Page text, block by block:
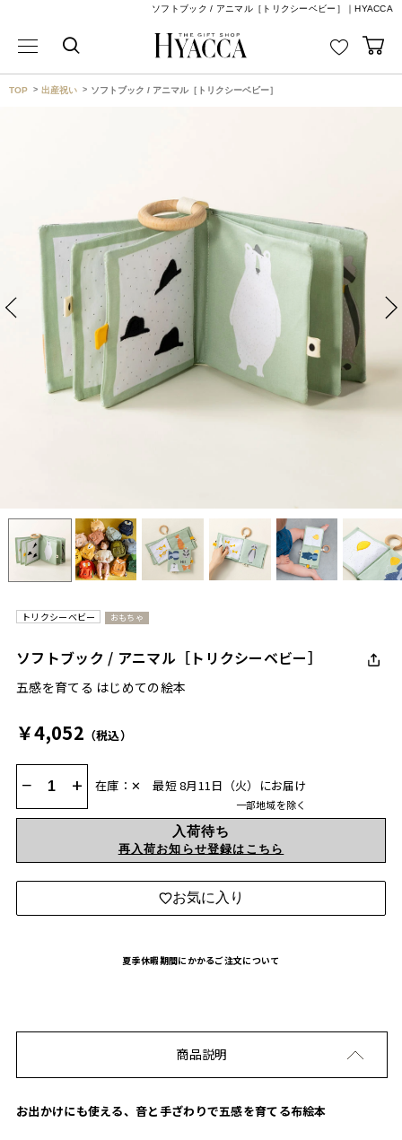
ソフトブック / アニマル［トリクシーベビー］｜HYACCA
TOP 出産祝い ソフトブック / アニマル［トリクシーベビー］
トリクシーベビー おもちゃ
ソフトブック / アニマル［トリクシーベビー］
五感を育てる はじめての絵本
￥4,052 （税込）
− + 在庫：✕ 最短 8月11日（火）にお届け
一部地域を除く
入荷待ち
再入荷お知らせ登録はこちら
お気に入り
夏季休暇期間にかかるご注文について
商品説明
お出かけにも使える、音と手ざわりで五感を育てる布絵本